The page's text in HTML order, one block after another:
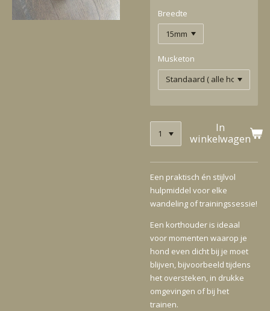
Breedte
Musketon
In
winkelwagen
Een praktisch én stijlvol
hulpmiddel voor elke
wandeling of trainingssessie!
Een korthouder is ideaal
voor momenten waarop je
hond even dicht bij je moet
blijven, bijvoorbeeld tijdens
het oversteken, in drukke
omgevingen of bij het
trainen.